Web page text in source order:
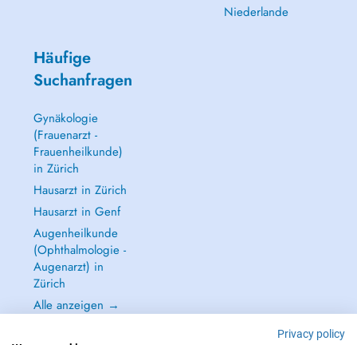
Niederlande
Häufige
Suchanfragen
Gynäkologie
(Frauenarzt -
Frauenheilkunde)
in Zürich
Hausarzt in Zürich
Hausarzt in Genf
Augenheilkunde
(Ophthalmologie -
Augenarzt) in
Zürich
Alle anzeigen →
Privacy policy